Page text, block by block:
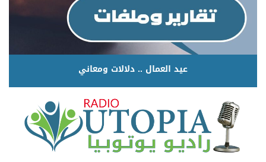
عيد العمال .. دلالات ومعاني